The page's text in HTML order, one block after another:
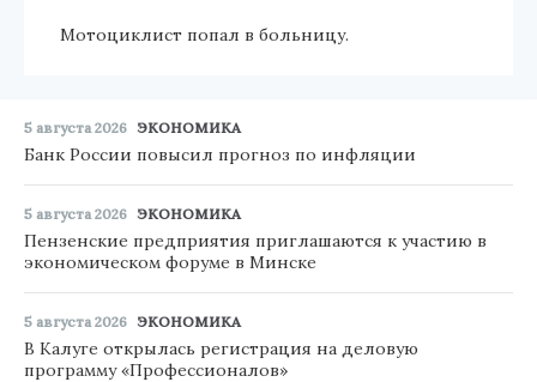
Мотоциклист попал в больницу.
5 августа 2026 ЭКОНОМИКА
Банк России повысил прогноз по инфляции
5 августа 2026 ЭКОНОМИКА
Пензенские предприятия приглашаются к участию в
экономическом форуме в Минске
5 августа 2026 ЭКОНОМИКА
В Калуге открылась регистрация на деловую
программу «Профессионалов»